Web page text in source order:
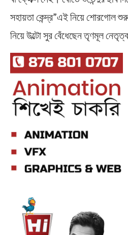
সহায়তা কেন্দ্র”এই নিয়ে শোরগোল
নিয়ে উল্টো সুর বেঁধেছেন তৃণমূল